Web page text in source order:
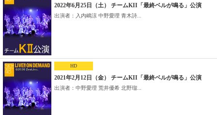
2022年6月25日（土） チームKII「最終ベルが鳴る」公演
出演者：入内嶋涼 中野愛理 青木詩...
HD
2021年2月12日（金） チームKII「最終ベルが鳴る」公演
出演者：中野愛理 荒井優希 北野瑠...